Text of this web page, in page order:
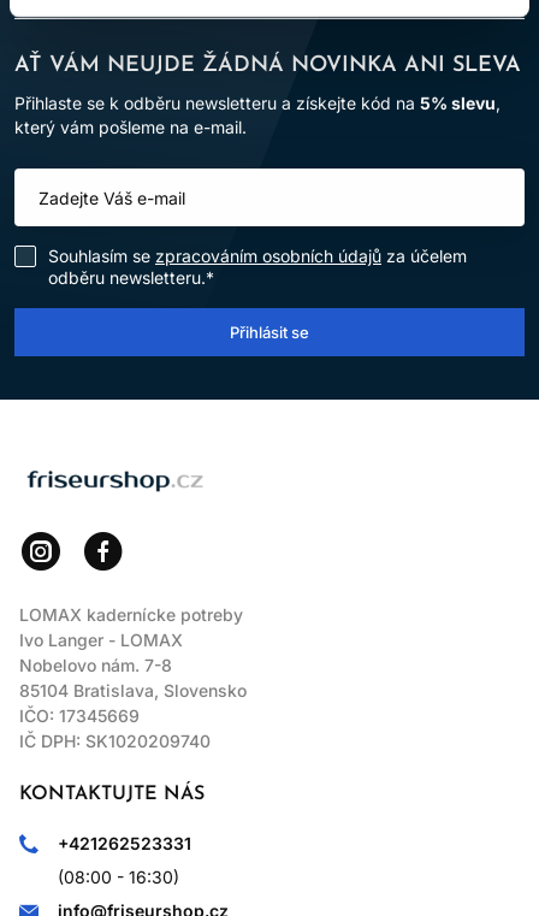
AŤ VÁM NEUJDE ŽÁDNÁ NOVINKA ANI SLEVA
Přihlaste se k odběru newsletteru a získejte kód na 5% slevu,
který vám pošleme na e-mail.
Souhlasím se zpracováním osobních údajů za účelem
odběru newsletteru.*
Přihlásit se
LOMAX kadernícke potreby
Ivo Langer - LOMAX
Nobelovo nám. 7-8
85104 Bratislava, Slovensko
IČO: 17345669
IČ DPH: SK1020209740
KONTAKTUJTE NÁS
+421262523331
(08:00 - 16:30)
info@friseurshop.cz